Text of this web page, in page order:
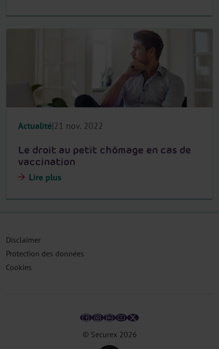
Actualité 21 nov. 2022
Le droit au petit chômage en cas de
vaccination
Lire plus
© Securex 2026
Disclaimer
Protection des données
Cookies